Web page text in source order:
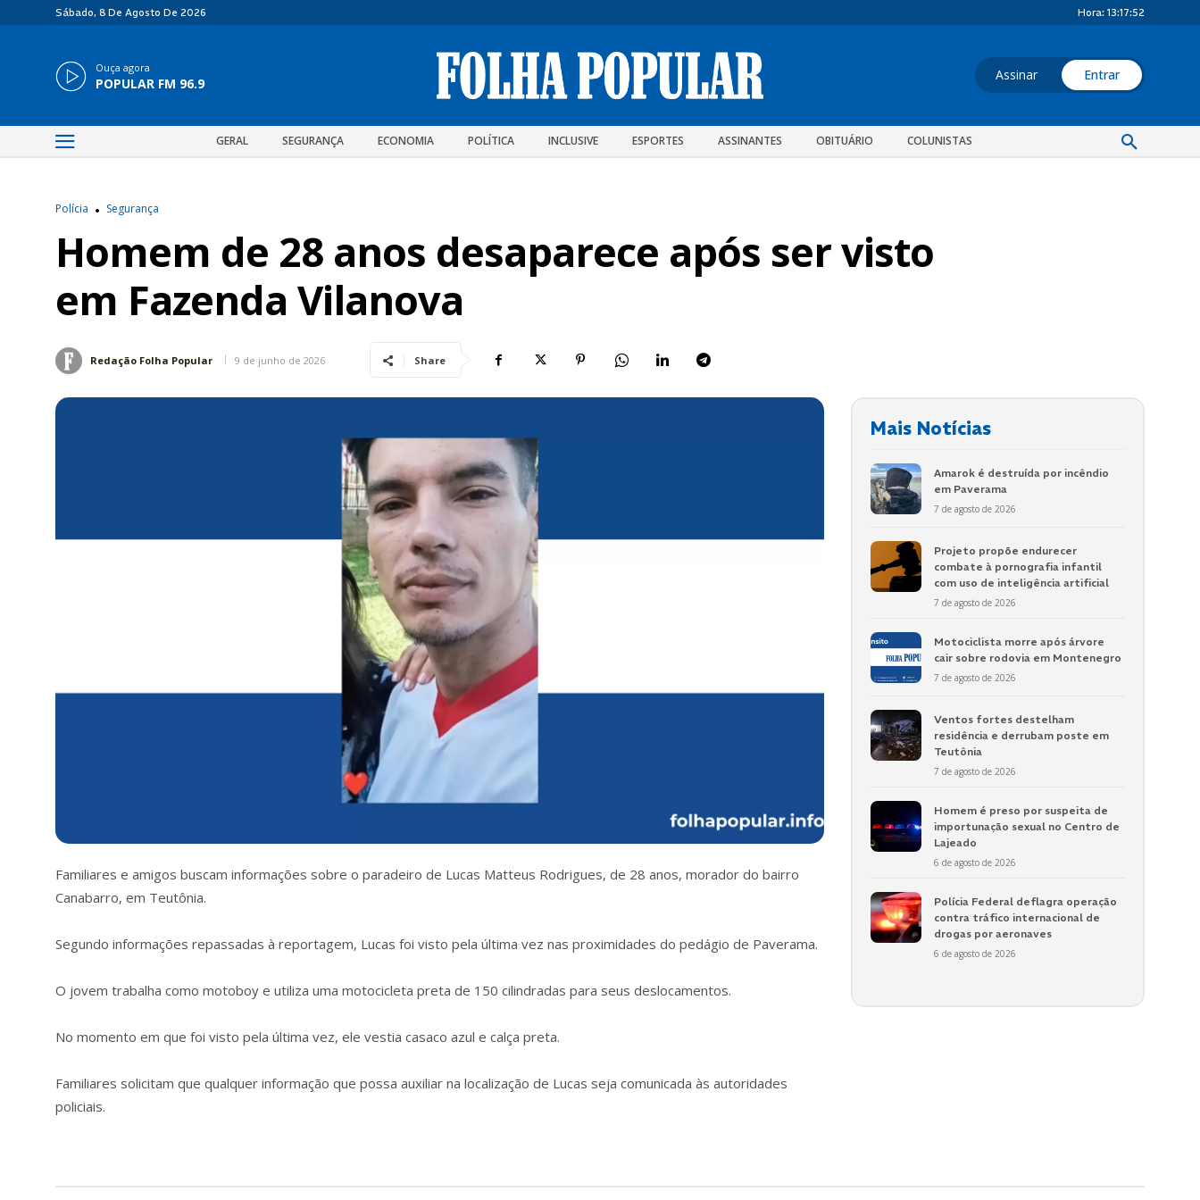
Sábado, 8 De Agosto De 2026 Hora: 13:17:53
Ouça agora
POPULAR FM 96.9 Assinar Entrar
GERAL SEGURANÇA ECONOMIA POLÍTICA INCLUSIVE ESPORTES ASSINANTES OBITUÁRIO COLUNISTAS
Polícia Segurança
Homem de 28 anos desaparece após ser visto
em Fazenda Vilanova
Redação Folha Popular 9 de junho de 2026 Share
Familiares e amigos buscam informações sobre o paradeiro de Lucas Matteus Rodrigues, de 28 anos, morador do bairro
Canabarro, em Teutônia.
Segundo informações repassadas à reportagem, Lucas foi visto pela última vez nas proximidades do pedágio de Paverama.
O jovem trabalha como motoboy e utiliza uma motocicleta preta de 150 cilindradas para seus deslocamentos.
No momento em que foi visto pela última vez, ele vestia casaco azul e calça preta.
Familiares solicitam que qualquer informação que possa auxiliar na localização de Lucas seja comunicada às autoridades
policiais.
Mais Notícias
Amarok é destruída por incêndio
em Paverama
7 de agosto de 2026
Projeto propõe endurecer
combate à pornografia infantil
com uso de inteligência artificial
7 de agosto de 2026
Motociclista morre após árvore
cair sobre rodovia em Montenegro
7 de agosto de 2026
Ventos fortes destelham
residência e derrubam poste em
Teutônia
7 de agosto de 2026
Homem é preso por suspeita de
importunação sexual no Centro de
Lajeado
6 de agosto de 2026
Polícia Federal deflagra operação
contra tráfico internacional de
drogas por aeronaves
6 de agosto de 2026